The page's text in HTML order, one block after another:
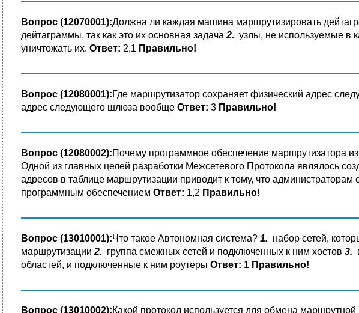
Вопрос (12070001):Должна ли каждая машина маршрутизировать
дейтаграммы, так как это их основная задача 2. узлы, не используемые в
уничтожать их. Ответ: 2,1 Правильно!
Вопрос (12080001):Где маршрутизатор сохраняет физический адрес
адрес следующего шлюза вообще Ответ: 3 Правильно!
Вопрос (12080002):Почему программное обеспечение маршрутизатора
Одной из главных целей разработки Межсетевого Протокола являлось
адресов в таблице маршрутизации приводит к тому, что
программным обеспечением Ответ: 1,2 Правильно!
Вопрос (13010001):Что такое Автономная система? 1. набор сетей,
маршрутизации 2. группа смежных сетей и подключенных к ним хостов 3.
областей, и подключенные к ним роутеры Ответ: 1 Правильно!
Вопрос (13010002):Какой протокол используется для обмена